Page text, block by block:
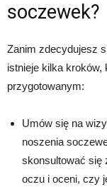
soczewek?
Zanim zdecydujesz
istnieje kilka kroków,
przygotowanym:
Umów się na
noszenia
skonsultować się
oczu i oceni, czy